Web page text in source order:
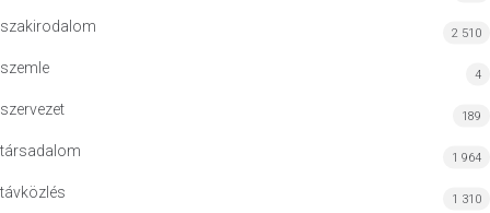
szakirodalom 2 510
szemle 4
szervezet 189
társadalom 1 964
távközlés 1 310